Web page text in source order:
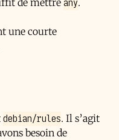
de mettre any.
une courte
debian/rules. Il s’agit
besoin de